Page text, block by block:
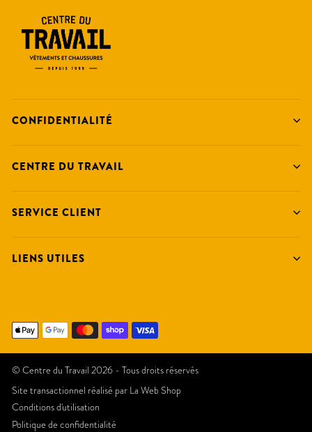
CONFIDENTIALITÉ
CENTRE DU TRAVAIL
SERVICE CLIENT
LIENS UTILES
© Centre du Travail 2026 - Tous droits réservés
Site transactionnel réalisé par La Web Shop
Conditions d'utilisation
Politique de confidentialité